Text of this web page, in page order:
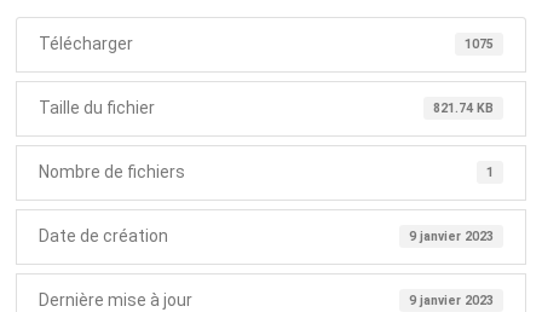
Télécharger 1075
Taille du fichier 821.74 KB
Nombre de fichiers 1
Date de création 9 janvier 2023
Dernière mise à jour 9 janvier 2023